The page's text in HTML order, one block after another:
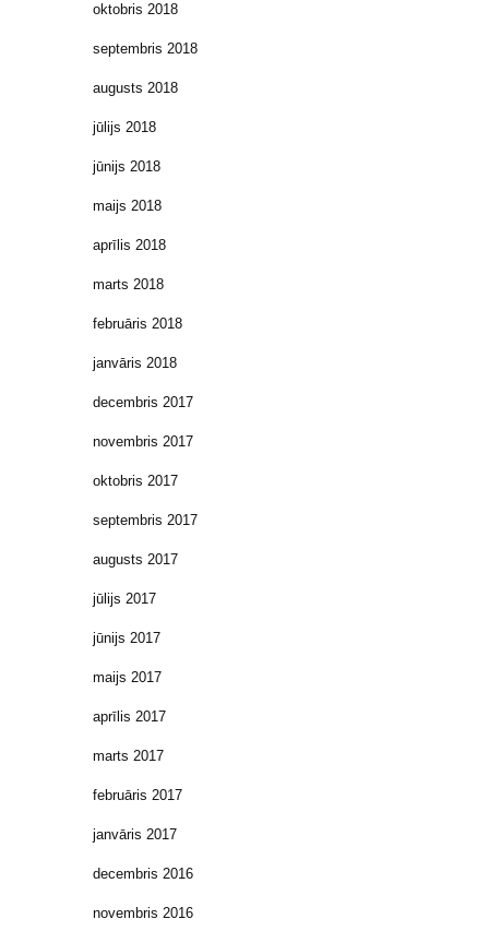
oktobris 2018
septembris 2018
augusts 2018
jūlijs 2018
jūnijs 2018
maijs 2018
aprīlis 2018
marts 2018
februāris 2018
janvāris 2018
decembris 2017
novembris 2017
oktobris 2017
septembris 2017
augusts 2017
jūlijs 2017
jūnijs 2017
maijs 2017
aprīlis 2017
marts 2017
februāris 2017
janvāris 2017
decembris 2016
novembris 2016